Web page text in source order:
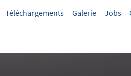
Téléchargements Galerie Jobs